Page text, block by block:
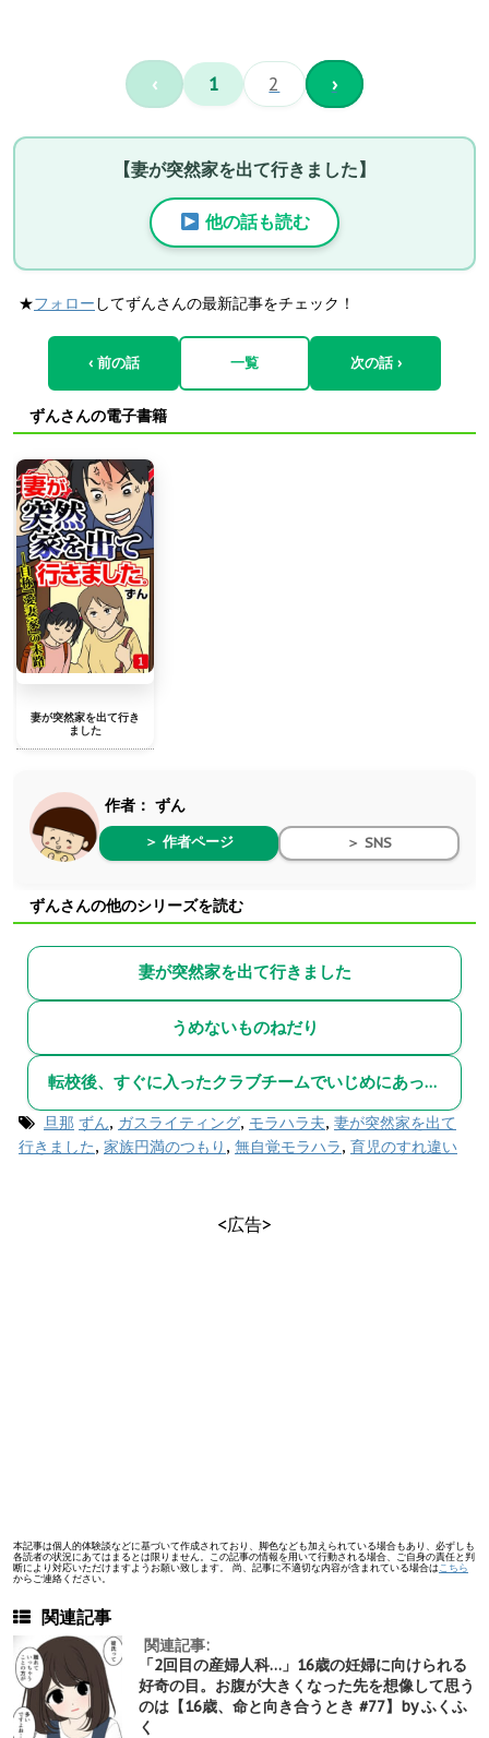
‹ 1 2 ›
【妻が突然家を出て行きました】
他の話も読む
★フォロー してずんさんの最新記事をチェック！
‹ 前の話 一覧 次の話 ›
ずんさんの電子書籍
妻が突然家を出て行き
ました
作者： ずん
＞ 作者ページ ＞ SNS
ずんさんの他のシリーズを読む
妻が突然家を出て行きました
うめないものねだり
転校後、すぐに入ったクラブチームでいじめにあった話
旦那 ずん, ガスライティング, モラハラ夫, 妻が突然家を出て
行きました, 家族円満のつもり , 無自覚モラハラ, 育児のすれ違い
<広告>
本記事は個人的体験談などに基づいて作成されており、脚色なども加えられている場合もあり、必ずしも
各読者の状況にあてはまるとは限りません。この記事の情報を用いて行動される場合、ご自身の責任と判
断により対応いただけますようお願い致します。 尚、記事に不適切な内容が含まれている場合は こちら
からご連絡ください。
関連記事
関連記事:
「2回目の産婦人科…」16歳の妊婦に向けられる
好奇の目。お腹が大きくなった先を想像して思う
のは【16歳、命と向き合うとき #77】by ふくふ
く